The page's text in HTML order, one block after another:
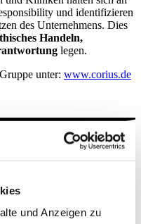
und Anzeigen zu
und identifizieren
des Unternehmens. Dies
Handeln,
legen.
unter: www.corius.de